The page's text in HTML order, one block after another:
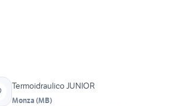
Termoidraulico JUNIOR
Monza (MB)